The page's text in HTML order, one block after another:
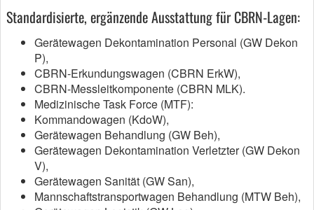
Standardisierte, ergänzende Ausstattung für CBRN-Lagen:
Gerätewagen Dekontamination Personal (GW Dekon
P),
CBRN-Erkundungswagen (CBRN ErkW),
CBRN-Messleitkomponente (CBRN MLK).
Medizinische Task Force (MTF):
Kommandowagen (KdoW),
Gerätewagen Behandlung (GW Beh),
Gerätewagen Dekontamination Verletzter (GW Dekon
V),
Gerätewagen Sanität (GW San),
Mannschaftstransportwagen Behandlung (MTW Beh),